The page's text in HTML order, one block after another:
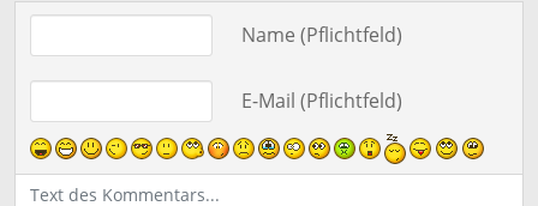
Name (Pflichtfeld)
E-Mail (Pflichtfeld)
Text des Kommentars